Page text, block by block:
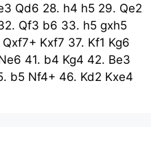
Qd6 28. h4 h5 29. Qe2
Qf3 b6 33. h5 gxh5
Qxf7+ Kxf7 37. Kf1 Kg6
41. b4 Kg4 42. Be3
b5 Nf4+ 46. Kd2 Kxe4